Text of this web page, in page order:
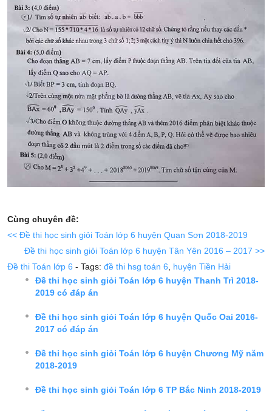
Cùng chuyên đề:
<< Đề thi học sinh giỏi Toán lớp 6 huyện Quan Sơn 2018-2019
Đề thi học sinh giỏi Toán lớp 6 huyện Tân Yên 2016 – 2017 >>
Đề thi Toán lớp 6 - Tags: đề thi hsg toán 6
huyện Tiền Hải
Đề thi học sinh giỏi Toán lớp 6 huyện Thanh Trì 2018-
2019 có đáp án
Đề thi học sinh giỏi Toán lớp 6 huyện Quốc Oai 2016-
2017 có đáp án
Đề thi học sinh giỏi Toán lớp 6 huyện Chương Mỹ năm
2018-2019
Đề thi học sinh giỏi Toán lớp 6 TP Bắc Ninh 2018-2019